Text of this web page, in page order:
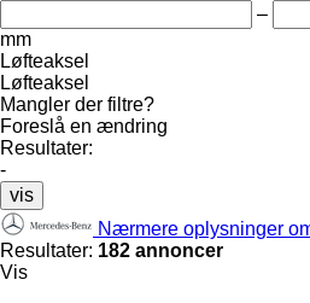
–
mm
Løfteaksel
Løfteaksel
Mangler der filtre?
Foreslå en ændring
Resultater:
-
vis
Nærmere oplysninger
Resultater: 182 annoncer
Vis